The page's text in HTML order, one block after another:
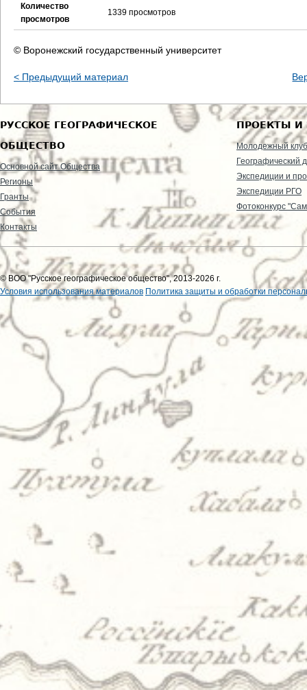
Количество
просмотров
1339 просмотров
© Воронежский государственный университет
< Предыдущий материал
РУССКОЕ ГЕОГРАФИЧЕСКОЕ
ОБЩЕСТВО
Основной сайт Общества
Регионы
Гранты
События
Контакты
ПРОЕКТЫ И
Молодежный клуб
Географический
Экспедиции и
Экспедиции РГО
Фотоконкурс
© ВОО "Русское географическое общество", 2013-2026 г.
Условия использования материалов Политика защиты и обработки